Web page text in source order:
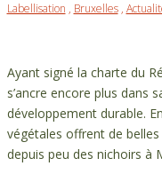
Labellisation , Bruxelles,
Ayant signé la charte du
s’ancre encore plus dans
développement durable.
végétales offrent de
depuis peu des nichoirs à